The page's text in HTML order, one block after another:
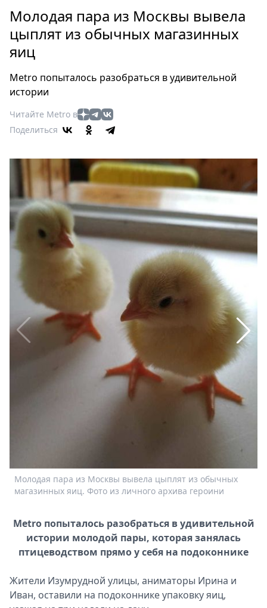
Россия
Мир
Туризм
Театр
Кино
Книги
Выставки
Пресс-
релизы
О
Metro
Стримы
Спецпроекты
Выборы
2026
Скачай
Молодая пара из Москвы вывела
цыплят из обычных магазинных
яиц
Metro попыталось разобраться в удивительной
истории
Читайте Metro в
Поделиться
Молодая пара из Москвы вывела цыплят из обычных
магазинных яиц. Фото из личного архива героини
Metro попыталось разобраться в удивительной
истории молодой пары, которая занялась
птицеводством прямо у себя на подоконнике
Жители Изумрудной улицы, аниматоры Ирина и
Иван, оставили на подоконнике упаковку яиц,